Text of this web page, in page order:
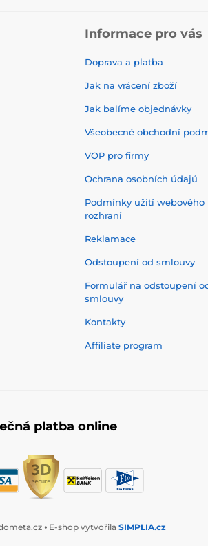
Informace pro vás
Doprava a platba
Jak na vrácení zboží
Jak balíme objednávky
Všeobecné obchodní
VOP pro firmy
Ochrana osobních údajů
Podmínky užití webového
rozhraní
Reklamace
Odstoupení od smlouvy
Formulář na odstoupení
smlouvy
Kontakty
Affiliate program
platba online
⦁ E-shop vytvořila SIMPLIA.cz